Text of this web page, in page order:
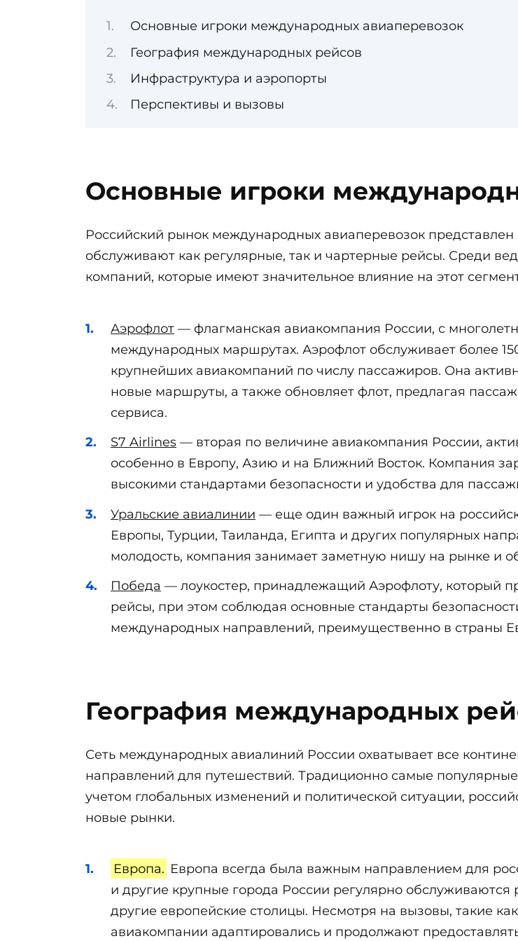
Основные игроки международных авиаперевозок
География международных рейсов
Инфраструктура и аэропорты
Перспективы и вызовы
Основные игроки
Российский рынок международных авиаперевозок
обслуживают как регулярные, так и чартерные рейсы. Среди
компаний, которые имеют значительное влияние на этот
Аэрофлот — флагманская авиакомпания России, с
международных маршрутах. Аэрофлот обслуживает более
крупнейших авиакомпаний по числу пассажиров. Она
новые маршруты, а также обновляет флот, предлагая
сервиса.
S7 Airlines — вторая по величине авиакомпания России,
особенно в Европу, Азию и на Ближний Восток. Компания
высокими стандартами безопасности и удобства для
Уральские авиалинии — еще один важный игрок на
Европы, Турции, Таиланда, Египта и других популярных
молодость, компания занимает заметную нишу на рынке и
Победа — лоукостер, принадлежащий Аэрофлоту, который
рейсы, при этом соблюдая основные стандарты
международных направлений, преимущественно в страны
География международных
Сеть международных авиалиний России охватывает все
направлений для путешествий. Традиционно самые
учетом глобальных изменений и политической ситуации,
новые рынки.
Европа. Европа всегда была важным направлением для
и другие крупные города России регулярно
другие европейские столицы. Несмотря на вызовы, такие
авиакомпании адаптировались и продолжают